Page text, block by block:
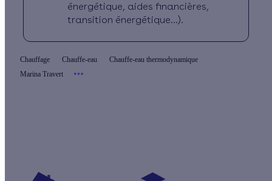
énergétique, aides financières,
transition énergétique...).
Chauffage Chauffe-eau
Chauffe-eau thermodynamique
Marina Travert